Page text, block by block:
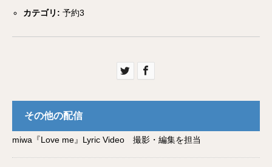
カテゴリ: 予約3
その他の配信
miwa『Love me』Lyric Video 撮影・編集を担当